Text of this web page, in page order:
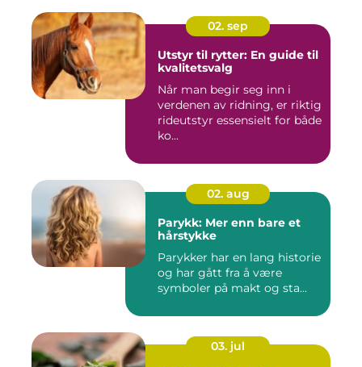
02. sep
Utstyr til rytter: En guide til
kvalitetsvalg
Når man begir seg inn i
verdenen av ridning, er riktig
rideutstyr essensielt for både
ko...
02. aug
Parykk: Mer enn bare et
hårstykke
Parykker har en lang historie
og har gått fra å være
symboler på makt og sta...
03. jul